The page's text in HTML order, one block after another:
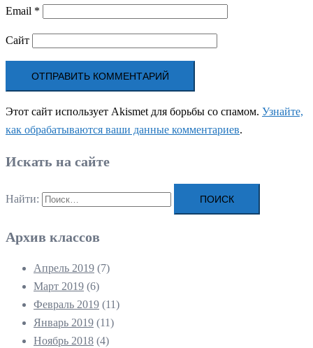
Email *
Сайт
Этот сайт использует Akismet для борьбы со спамом. Узнайте,
как обрабатываются ваши данные комментариев.
Искать на сайте
Найти:
Архив классов
Апрель 2019 (7)
Март 2019 (6)
Февраль 2019 (11)
Январь 2019 (11)
Ноябрь 2018 (4)